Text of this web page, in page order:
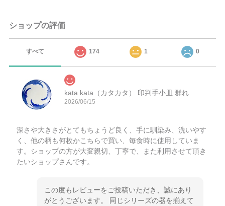
ショップの評価
すべて 174 1 0
kata kata（カタカタ） 印判手小皿 群れ
2026/06/15
深さや大きさがとてもちょうど良く、手に馴染み、洗いやす
く、他の柄も何枚かこちらで買い、毎食時に使用していま
す。ショップの方が大変親切、丁寧で、また利用させて頂き
たいショップさんです。
この度もレビューをご投稿いただき、誠にあり
がとうございます。 同じシリーズの器を揃えて